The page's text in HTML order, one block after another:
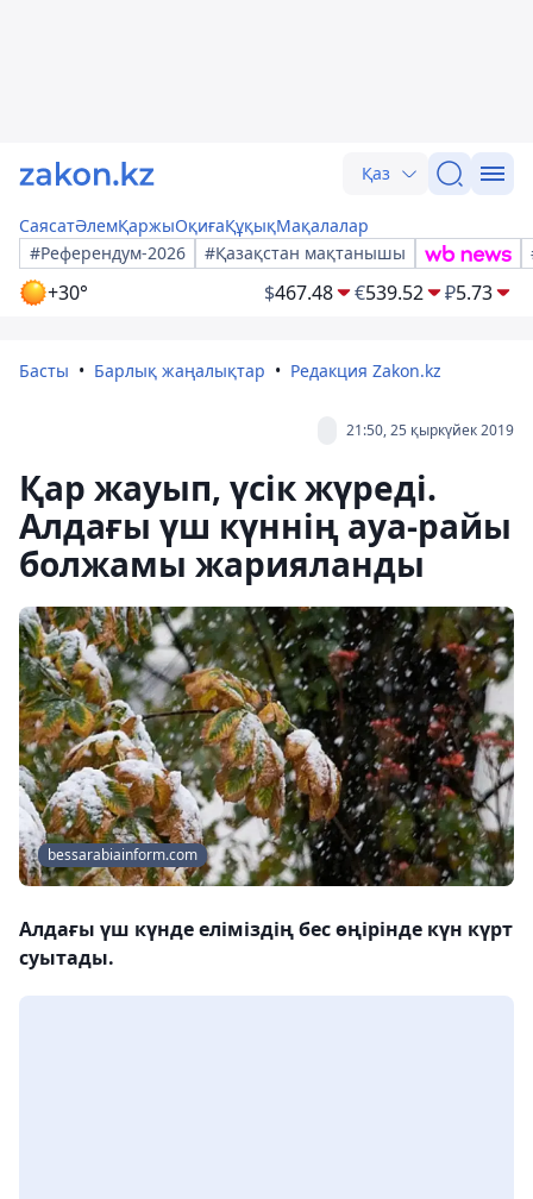
Қаз
СаясатӘлемҚаржыОқиғаҚұқықМақалалар
#Референдум-2026
#Қазақстан мақтанышы
+30° $467.48 €539.52 ₽5.73
Басты Барлық жаңалықтар Редакция Zakon.kz
21:50, 25 қыркүйек 2019
Қар жауып, үсік жүреді.
Алдағы үш күннің ауа-райы
болжамы жарияланды
bessarabiainform.com
Алдағы үш күнде еліміздің бес өңірінде күн күрт
суытады.